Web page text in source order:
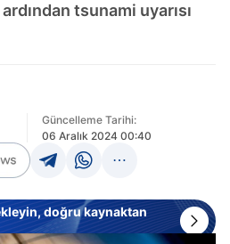
tsunami uyarısı
Güncelleme Tarihi:
06 Aralık 2024 00:40
doğru kaynaktan